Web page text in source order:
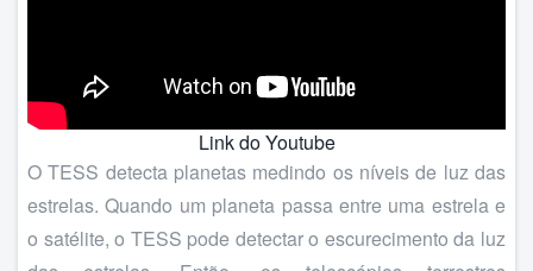
Link do Youtube
O TESS detecta planetas medindo os níveis de luz das
estrelas. Quando um planeta passa entre uma estrela e
o satélite, o TESS pode detectar o escurecimento da luz